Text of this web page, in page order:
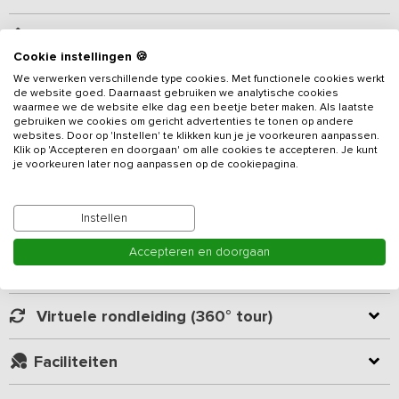
Op 3.5 km van het strand en de duinen vind je deze zeer
exclusieve locatie voor 8 tot 20 personen met in totaal
9 slaapkamers en 4 badkamers.Deze luxe accommodatie is een
echte toplocatie voor een meerdaagse training, brainstormsessie
of managementteam bijeenkomst.
tot deze exclusieve accommodatie omgebouwd zonder dat het
fraaie karakter van de voormalige boerenschuur verloren is
gegaan. Zo zit achter de oude men-deuren nu een prachtige
glazen pui verscholen. Hierdoor is er vanuit de ruime living fraai
uitzicht op het mooie Zeeuwse landschap. Ruimte, rust, luxe en
een industriële stijl kenmerken deze bijzondere locatie. De
inrichting is van hoge kwaliteit: luxe banken, fraaie robuuste
eettafels en goede boxsprings.
Lees meer
Kamer indeling
Geverifieerde beoordelingen
Virtuele rondleiding (360° tour)
Faciliteiten
Cookie instellingen 🍪
We verwerken verschillende type cookies. Met functionele cookies werkt
de website goed. Daarnaast gebruiken we analytische cookies
waarmee we de website elke dag een beetje beter maken. Als laatste
gebruiken we cookies om gericht advertenties te tonen op andere
websites. Door op 'Instellen' te klikken kun je je voorkeuren aanpassen.
Klik op 'Accepteren en doorgaan' om alle cookies te accepteren. Je kunt
je voorkeuren later nog aanpassen op de cookiepagina.
Instellen
Accepteren en doorgaan